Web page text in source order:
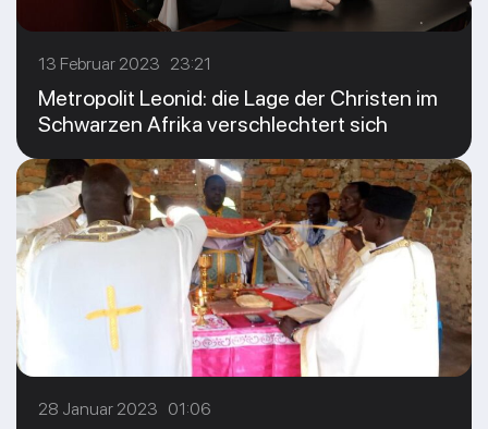
13 Februar 2023 23:21
Metropolit Leonid: die Lage der Christen im
Schwarzen Afrika verschlechtert sich
28 Januar 2023 01:06